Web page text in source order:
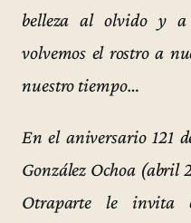
belleza al olvido y
volvemos el rostro a
nuestro tiempo…
En el aniversario 121
González Ochoa (abril
Otraparte le invita